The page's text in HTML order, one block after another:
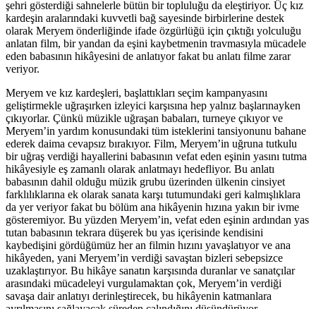
şehri gösterdiği sahnelerle bütün bir topluluğu da eleştiriyor. Üç kız
kardeşin aralarındaki kuvvetli bağ sayesinde birbirlerine destek
olarak Meryem önderliğinde ifade özgürlüğü için çıktığı yolculuğu
anlatan film, bir yandan da eşini kaybetmenin travmasıyla mücadele
eden babasının hikâyesini de anlatıyor fakat bu anlatı filme zarar
veriyor.
Meryem ve kız kardeşleri, başlattıkları seçim kampanyasını
geliştirmekle uğraşırken izleyici karşısına hep yalnız başlarınayken
çıkıyorlar. Çünkü müzikle uğraşan babaları, turneye çıkıyor ve
Meryem’in yardım konusundaki tüm isteklerini tansiyonunu bahane
ederek daima cevapsız bırakıyor. Film, Meryem’in uğruna tutkulu
bir uğraş verdiği hayallerini babasının vefat eden eşinin yasını tutma
hikâyesiyle eş zamanlı olarak anlatmayı hedefliyor. Bu anlatı
babasının dahil olduğu müzik grubu üzerinden ülkenin cinsiyet
farklılıklarına ek olarak sanata karşı tutumundaki geri kalmışlıklara
da yer veriyor fakat bu bölüm ana hikâyenin hızına yakın bir ivme
gösteremiyor. Bu yüzden Meryem’in, vefat eden eşinin ardından yas
tutan babasının tekrara düşerek bu yas içerisinde kendisini
kaybedişini gördüğümüz her an filmin hızını yavaşlatıyor ve ana
hikâyeden, yani Meryem’in verdiği savaştan bizleri sebepsizce
uzaklaştırıyor. Bu hikâye sanatın karşısında duranlar ve sanatçılar
arasındaki mücadeleyi vurgulamaktan çok, Meryem’in verdiği
savaşa dair anlatıyı derinleştirecek, bu hikâyenin katmanlara